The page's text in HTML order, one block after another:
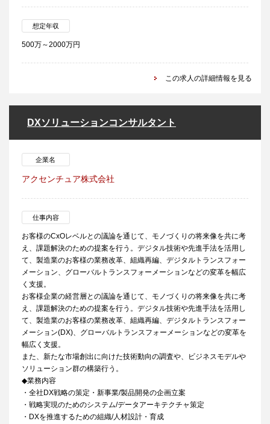
想定年収
500万～2000万円
この求人の詳細情報を見る
DXソリューションコンサルタント
企業名
アクセンチュア株式会社
仕事内容
お客様のCxOレベルとの議論を通じて、モノづくりの将来像を共に考
え、課題解決のための提案を行う。デジタル技術や先進手法を活用し
て、製造業のお客様の業務改革、組織再編、デジタルトランスフォー
メーション、グローバルトランスフォーメーションなどの変革を幅広
く支援。
お客様企業の経営層との議論を通じて、モノづくりの将来像を共に考
え、課題解決のための提案を行う。デジタル技術や先進手法を活用し
て、製造業のお客様の業務改革、組織再編、デジタルトランスフォー
メーション(DX)、グローバルトランスフォーメーションなどの変革を
幅広く支援。
また、新たな市場創出に向けた技術動向の調査や、ビジネスモデルや
ソリューション群の構築行う。
◆業務内容
・全社DX戦略の策定・新事業/製品開発の企画立案
・戦略実現のためのシステム/データアーキテクチャ策定
・DXを推進するための組織/人材設計・育成